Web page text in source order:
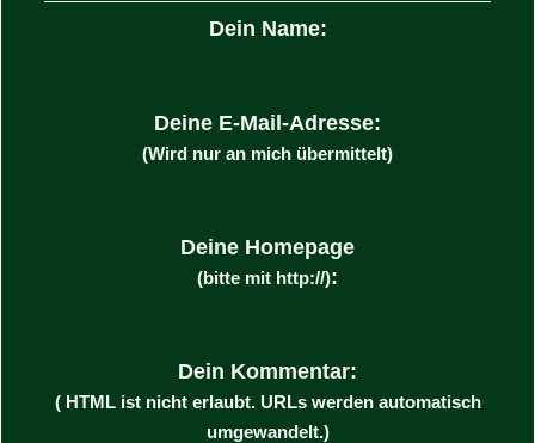
Dein Name:
Deine E-Mail-Adresse:
(Wird nur an mich übermittelt)
Deine Homepage
(bitte mit http://):
Dein Kommentar:
( HTML ist nichterlaubt. URLs werden automatisch
umgewandelt.)